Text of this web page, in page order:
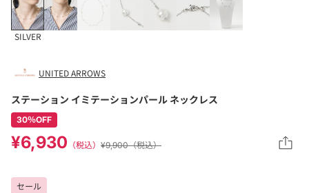
SILVER
UNITED ARROWS
ステーション イミテーションパール ネックレス
30％OFF
¥6,930 （税込） ¥9,900（税込）
セール